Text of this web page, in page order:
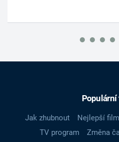
Populární
Jak zhubnout Nejlepší
TV program
Změna